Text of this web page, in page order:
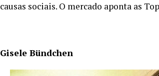
causas sociais. O mercado aponta as
Gisele Bündchen